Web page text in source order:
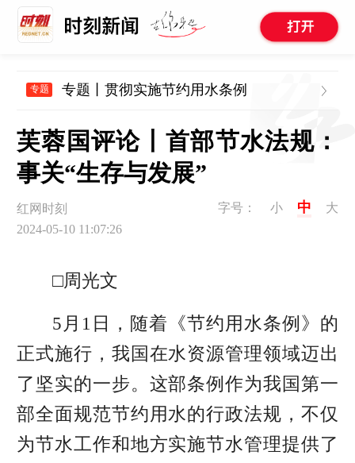
专题 专题丨贯彻实施节约用水条例
芙蓉国评论丨首部节水法规：
事关“生存与发展”
红网时刻
2024-05-10 11:07:26
字号： 小 中 大
□周光文
5月1 日，随着《节约用水条例》的
正式施行，我国在水资源管理领域迈出
了坚实的一步。这部条例作为我国第一
部全面规范节约用水的行政法规，不仅
为节水工作和地方实施节水管理提供了